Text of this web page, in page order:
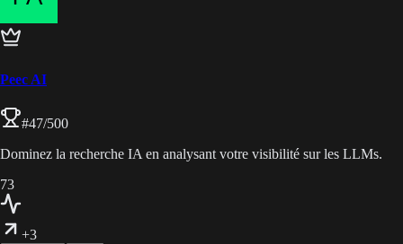
Peec AI
#47/500
Dominez la recherche IA en analysant votre visibilité sur les LLMs.
73
+3